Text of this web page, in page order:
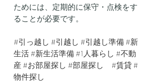
ためには、定期的に保守・点検をす
ることが必要です。
#引っ越し #引越し #引越し準備 #新
生活 #新生活準備 #1人暮らし #不動
産 #お部屋探し #部屋探し #賃貸 #
物件探し